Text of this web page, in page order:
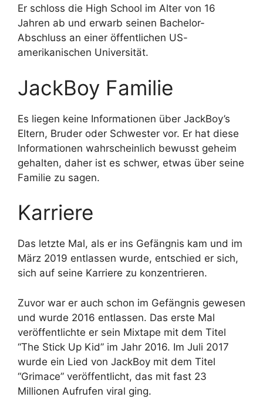
Er schloss die High School im Alter von 16
Jahren ab und erwarb seinen Bachelor-
Abschluss an einer öffentlichen US-
amerikanischen Universität.
JackBoy Familie
Es liegen keine Informationen über JackBoy’s
Eltern, Bruder oder Schwester vor. Er hat diese
Informationen wahrscheinlich bewusst geheim
gehalten, daher ist es schwer, etwas über seine
Familie zu sagen.
Karriere
Das letzte Mal, als er ins Gefängnis kam und im
März 2019 entlassen wurde, entschied er sich,
sich auf seine Karriere zu konzentrieren.
Zuvor war er auch schon im Gefängnis gewesen
und wurde 2016 entlassen. Das erste Mal
veröffentlichte er sein Mixtape mit dem Titel
“The Stick Up Kid” im Jahr 2016. Im Juli 2017
wurde ein Lied von JackBoy mit dem Titel
“Grimace” veröffentlicht, das mit fast 23
Millionen Aufrufen viral ging.